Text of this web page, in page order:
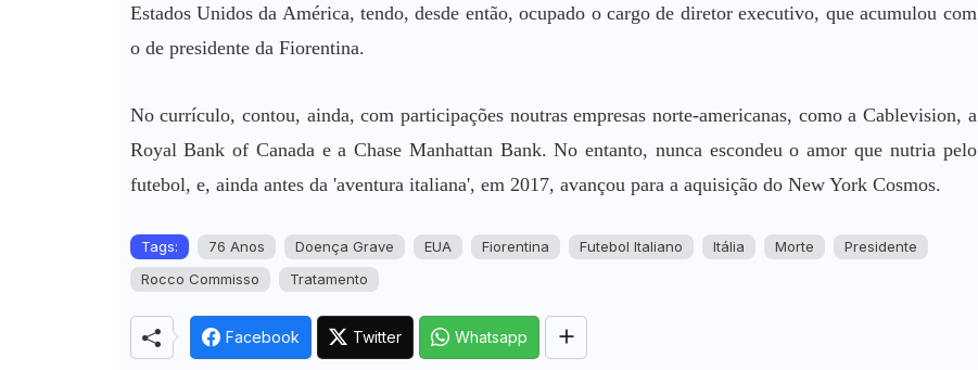
Estados Unidos da América, tendo, desde então, ocupado o cargo de diretor executivo, que acumulou com
o de presidente da Fiorentina.
No currículo, contou, ainda, com participações noutras empresas norte-americanas, como a Cablevision, a
Royal Bank of Canada e a Chase Manhattan Bank. No entanto, nunca escondeu o amor que nutria pelo
futebol, e, ainda antes da 'aventura italiana', em 2017, avançou para a aquisição do New York Cosmos.
Tags: 76 Anos Doença Grave EUA Fiorentina Futebol Italiano Itália Morte
Presidente
Rocco Commisso
Tratamento
Facebook Twitter Whatsapp